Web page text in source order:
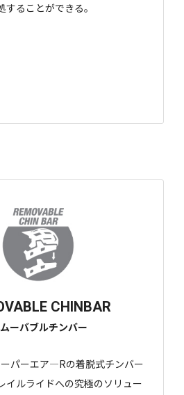
ることができる。
CHINBAR
ーバブルチンバー
パーエア―Rの着脱式チンバー
イルライドへの究極のソリュー